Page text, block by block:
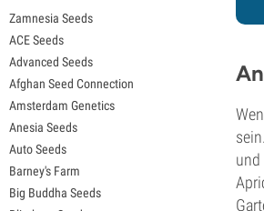
und
Granddaddy Purple Samen
OG Kush Samen
Blue Dream Samen
Lemon Haze Samen
Bruce Banner Samen
Gelato Samen
Sour Diesel Samen
Jack Herer Samen
Girl Scout Cookies Samen
Zamnesia Seeds
ACE Seeds
Advanced Seeds
Afghan Seed Connection
Amsterdam Genetics
Anesia Seeds
Auto Seeds
Barney's Farm
Big Buddha Seeds